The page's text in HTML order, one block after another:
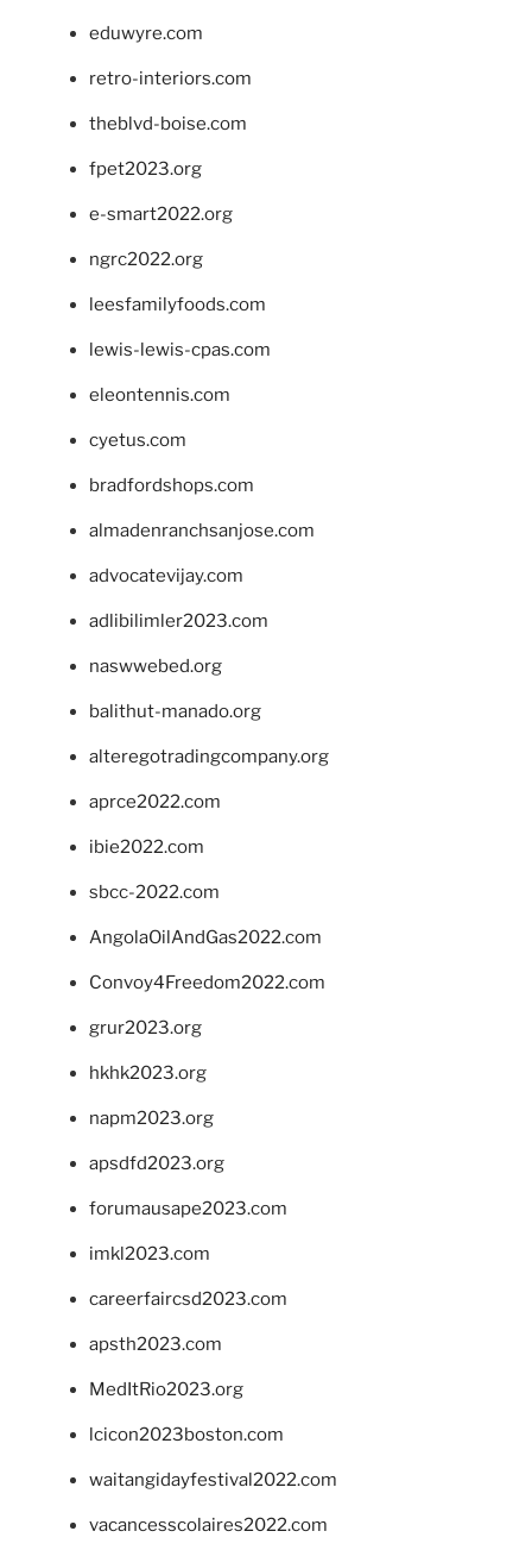
eduwyre.com
retro-interiors.com
theblvd-boise.com
fpet2023.org
e-smart2022.org
ngrc2022.org
leesfamilyfoods.com
lewis-lewis-cpas.com
eleontennis.com
cyetus.com
bradfordshops.com
almadenranchsanjose.com
advocatevijay.com
adlibilimler2023.com
naswwebed.org
balithut-manado.org
alteregotradingcompany.org
aprce2022.com
ibie2022.com
sbcc-2022.com
AngolaOilAndGas2022.com
Convoy4Freedom2022.com
grur2023.org
hkhk2023.org
napm2023.org
apsdfd2023.org
forumausape2023.com
imkl2023.com
careerfaircsd2023.com
apsth2023.com
MedItRio2023.org
lcicon2023boston.com
waitangidayfestival2022.com
vacancesscolaires2022.com